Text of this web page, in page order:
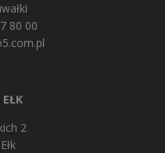
80 00
2